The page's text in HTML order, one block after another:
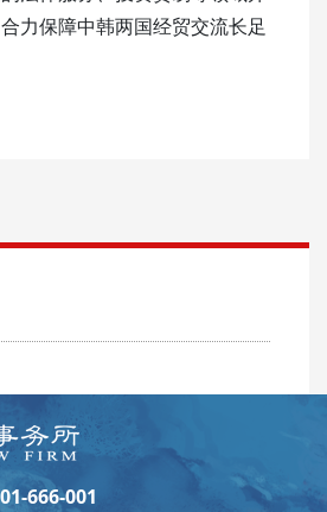
力保障中韩两国经贸交流长足
666-001